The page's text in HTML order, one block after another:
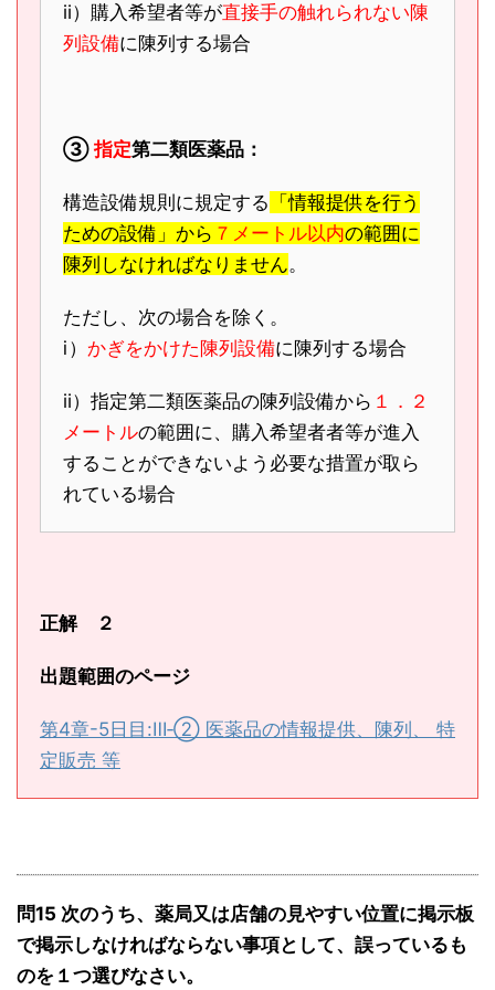
ⅱ）購入希望者等が直接手の触れられない陳
列設備に陳列する場合
③ 指定第二類医薬品：
構造設備規則に規定する 「情報提供を行う
ための設備」から ７メートル以内の範囲に
陳列しなければなりません。
ただし、次の場合を除く。
ⅰ） かぎをかけた陳列設備に陳列する場合
ⅱ）指定第二類医薬品の陳列設備から １．２
メートルの範囲に、購入希望者者等が進入
することができないよう必要な措置が取ら
れている場合
正解 ２
出題範囲のページ
第4章-5日目:Ⅲ‐② 医薬品の情報提供、陳列、 特
定販売 等
問15 次のうち、薬局又は店舗の見やすい位置に掲示板
で掲示しなければならない事項として、誤っているも
のを１つ選びなさい。